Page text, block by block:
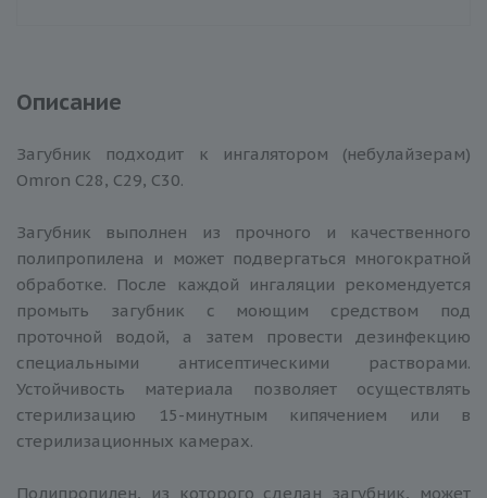
Описание
Загубник подходит к ингалятором (небулайзерам)
Omron C28, C29, C30.
Загубник выполнен из прочного и качественного
полипропилена и может подвергаться многократной
обработке. После каждой ингаляции рекомендуется
промыть загубник с моющим средством под
проточной водой, а затем провести дезинфекцию
специальными антисептическими растворами.
Устойчивость материала позволяет осуществлять
стерилизацию 15-минутным кипячением или в
стерилизационных камерах.
Полипропилен, из которого сделан загубник, может